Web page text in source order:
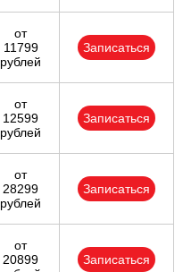
от
11799
рублей
Записаться
от
12599
рублей
Записаться
от
28299
рублей
Записаться
от
20899
Записаться